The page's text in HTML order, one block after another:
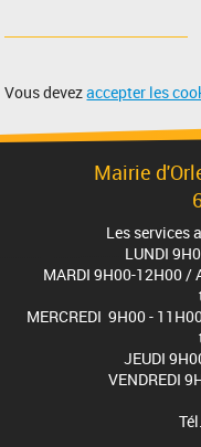
Vous devezaccepter les
Mairie
Les services
LUNDI
MARDI 9H00-12H00 /
MERCREDI 9H00 -
JEUDI
VENDREDI